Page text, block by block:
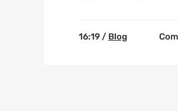
16:19 / Blog